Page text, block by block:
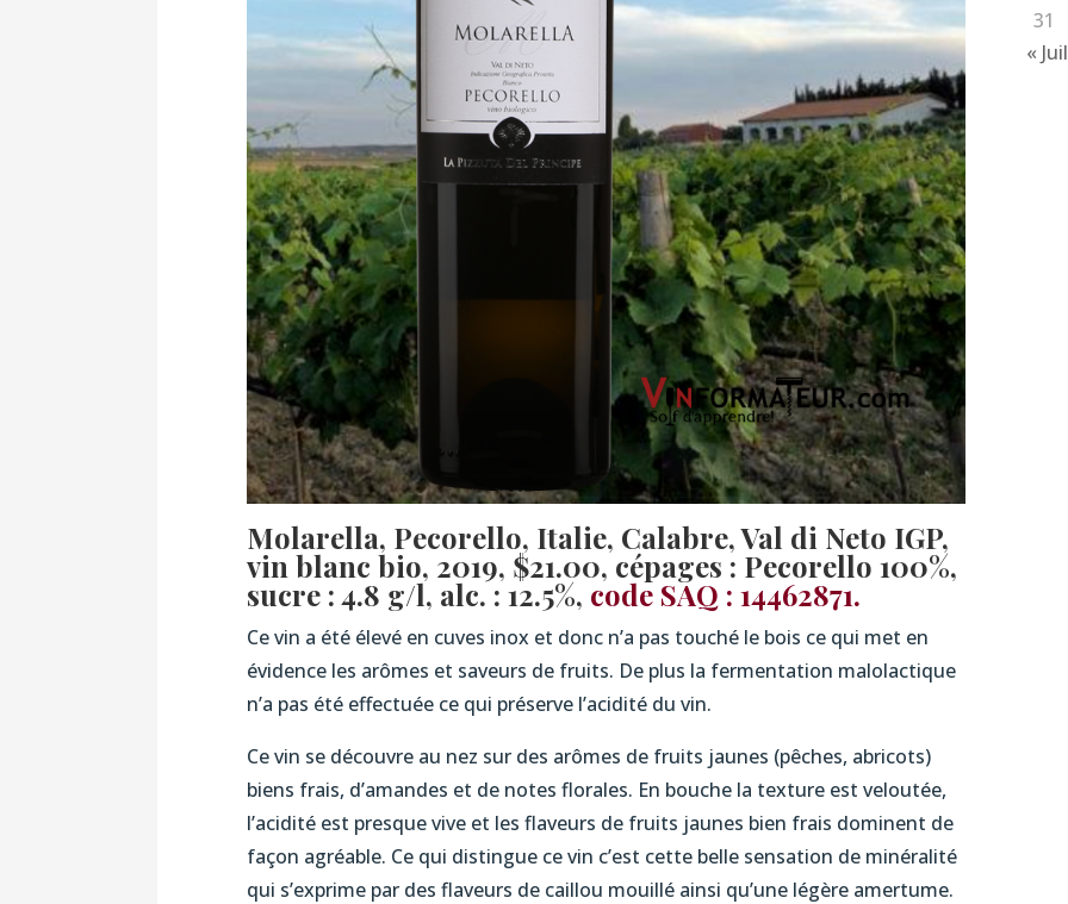
Molarella, Pecorello, Italie, Calabre, Val di Neto IGP,
vin blanc bio, 2019, $21.00, cépages : Pecorello 100%,
sucre : 4.8 g/l, alc. : 12.5%, code SAQ : 14462871.
Ce vin a été élevé en cuves inox et donc n’a pas touché le bois ce qui met en
évidence les arômes et saveurs de fruits. De plus la fermentation malolactique
n’a pas été effectuée ce qui préserve l’acidité du vin.
Ce vin se découvre au nez sur des arômes de fruits jaunes (pêches, abricots)
biens frais, d’amandes et de notes florales. En bouche la texture est veloutée,
l’acidité est presque vive et les flaveurs de fruits jaunes bien frais dominent de
façon agréable. Ce qui distingue ce vin c’est cette belle sensation de minéralité
qui s’exprime par des flaveurs de caillou mouillé ainsi qu’une légère amertume.
31
« Juil